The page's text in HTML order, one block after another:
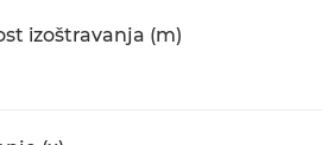
izoštravanja (m)